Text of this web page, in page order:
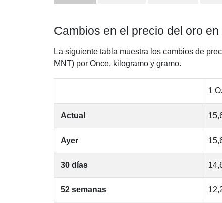
Cambios en el precio del oro
La siguiente tabla muestra los cambios de
MNT) por Once, kilogramo y gramo.
1
Actual
Ayer
30 días
52 semanas